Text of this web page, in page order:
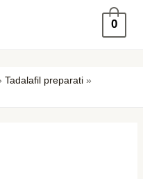
0
Tadalafil preparati